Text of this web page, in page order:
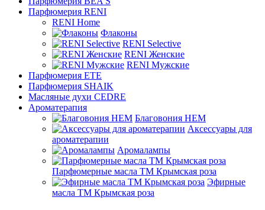
Парфюмерия RENI
RENI Home
Флаконы
RENI Selective
RENI Женские
RENI Мужские
Парфюмерия ETE
Парфюмерия SHAIK
Масляные духи CEDRE
Ароматерапия
Благовония HEM
Аксессуары для
ароматерапии
Аромалампы
Парфюмерные масла ТМ Крымская роза
Эфирные
масла ТМ Крымская роза